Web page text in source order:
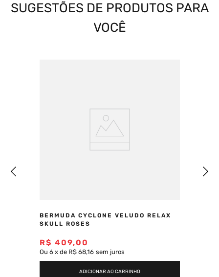
SUGESTÕES DE PRODUTOS PARA
VOCÊ
BERMUDA CYCLONE VELUDO RELAX
SKULL ROSES
R$ 409,00
Ou 6 xde R$ 68,16 sem juros
ADICIONAR AO CARRINHO